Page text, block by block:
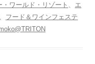
ワールド・リゾート
エ
フード＆ワインフェステ